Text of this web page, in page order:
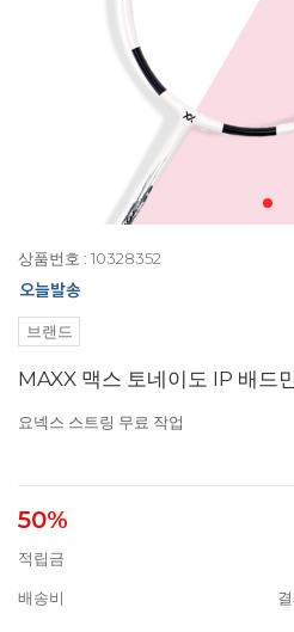
상품번호 : 10328352
브랜드
MAXX 맥스 토네이도 IP 배드
요넥스 스트링 무료 작업
50%
적립금
배송비